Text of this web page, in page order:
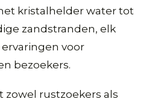
kristalhelder water tot
zandstranden, elk
voor
bezoekers.
zowel rustzoekers als